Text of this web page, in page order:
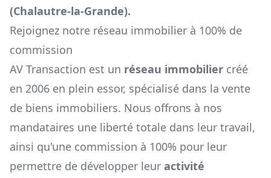
(Chalautre-la-Grande).
Rejoignez notre réseau immobilier à 100% de
commission
AV Transaction est un réseau immobilier créé
en 2006 en plein essor, spécialisé dans la vente
de biens immobiliers. Nous offrons à nos
mandataires une liberté totale dans leur travail,
ainsi qu'une commission à 100% pour leur
permettre de développer leur activité